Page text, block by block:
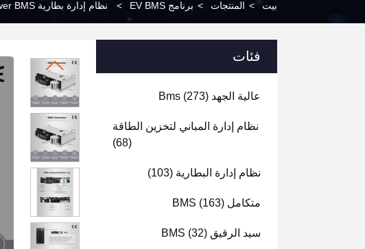
بيت > المنتجات > برنامج EV BMS > نظام إدارة بطارية Iron Power BMS لتخزين الطاقة الشمسية 60S 192V
فئات
عالية الجهد Bms (273)
نظام إدارة المباني لتخزين الطاقة
(68)
نظام إدارة البطارية (103)
متكامل BMS (163)
سيد الرقيق BMS (32)